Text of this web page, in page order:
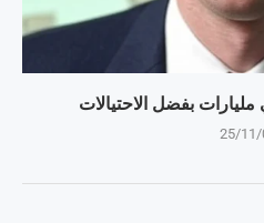
بفضل الاحتيالات
25/11/